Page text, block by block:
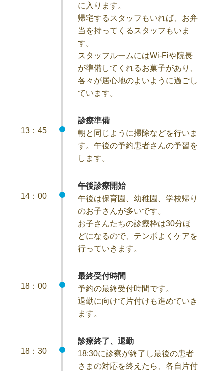
に入ります。
帰宅するスタッフもいれば、お弁
当を持ってくるスタッフもいま
す。
スタッフルームにはWi-Fiや院長
が準備してくれるお菓子があり、
各々が居心地のよいように過ごし
ています。
13：45
診療準備
朝と同じように掃除などを行いま
す。午後の予約患者さんの予習を
します。
14：00
午後診療開始
午後は保育園、幼稚園、学校帰り
のお子さんが多いです。
お子さんたちの診療枠は30分ほ
どになるので、テンポよくケアを
行っていきます。
18：00
最終受付時間
予約の最終受付時間です。
退勤に向けて片付けも進めていき
ます。
18：30
診療終了、退勤
18:30に診察が終了し最後の患者
さまの対応を終えたら、各自片付